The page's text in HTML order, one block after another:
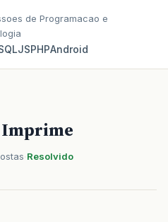
de Programacao e
JSPHPAndroid
Resolvido